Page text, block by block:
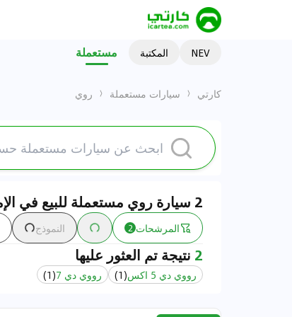
NEV المكتبة مستعملة
كارتي سيارات مستعملة روي
2 سيارة روي مستعملة للبيع في الإمارات
المرشحات 2 النموذج
2 نتيجة تم العثور عليها
رووي دي 5 اكس (
1
) رووي دي 7 (
1
)